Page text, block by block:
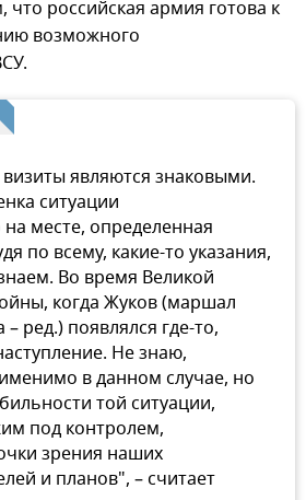
что российская армия готова к
возможного
являются знаковыми.
ситуации
месте, определенная
по всему, какие-то указания,
Во время Великой
когда Жуков (маршал
ред.) появлялся где-то,
Не знаю,
в данном случае, но
той ситуации,
под контролем,
зрения наших
и планов", – считает